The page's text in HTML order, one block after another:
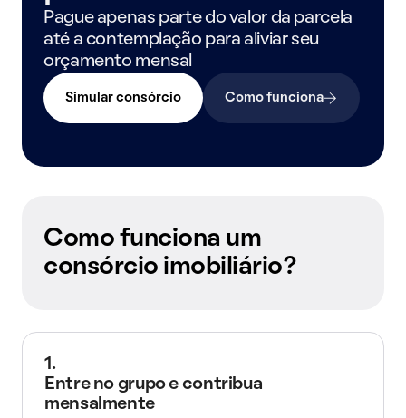
Pague apenas parte do valor da parcela
até a contemplação para aliviar seu
orçamento mensal
Simular consórcio Como funciona
Como funciona um
consórcio imobiliário?
1.
Entre no grupo e contribua
mensalmente